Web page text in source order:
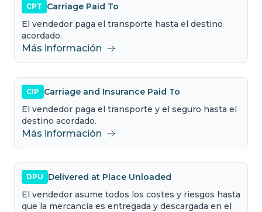
CPT
Carriage Paid To
El vendedor paga el transporte hasta el destino
acordado.
Más información
CIP
Carriage and Insurance Paid To
El vendedor paga el transporte y el seguro hasta el
destino acordado.
Más información
DPU
Delivered at Place Unloaded
El vendedor asume todos los costes y riesgos hasta
que la mercancía es entregada y descargada en el